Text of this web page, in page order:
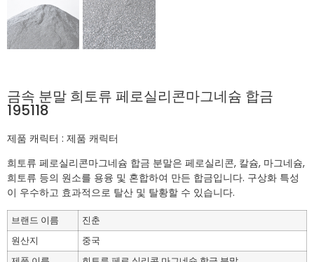
금속 분말 희토류 페로실리콘마그네슘 합금
195118
제품 캐릭터 : 제품 캐릭터
희토류 페로실리콘마그네슘 합금 분말은 페로실리콘, 칼슘, 마그네슘,
희토류 등의 원소를 용융 및 혼합하여 만든 합금입니다. 구상화 특성
이 우수하고 효과적으로 탈산 및 탈황할 수 있습니다.
브랜드 이름
진춘
원산지
중국